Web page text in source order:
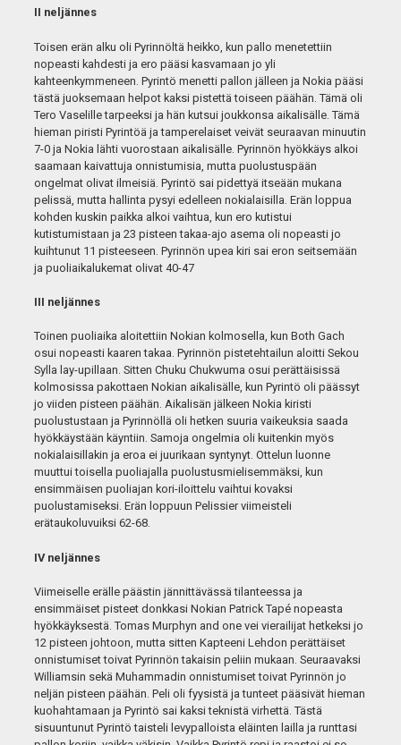
II neljännes
Toisen erän alku oli Pyrinnöltä heikko, kun pallo menetettiin
nopeasti kahdesti ja ero pääsi kasvamaan jo yli
kahteenkymmeneen. Pyrintö menetti pallon jälleen ja Nokia pääsi
tästä juoksemaan helpot kaksi pistettä toiseen päähän. Tämä oli
Tero Vaselille tarpeeksi ja hän kutsui joukkonsa aikalisälle. Tämä
hieman piristi Pyrintöä ja tamperelaiset veivät seuraavan minuutin
7-0 ja Nokia lähti vuorostaan aikalisälle. Pyrinnön hyökkäys alkoi
saamaan kaivattuja onnistumisia, mutta puolustuspään
ongelmat olivat ilmeisiä. Pyrintö sai pidettyä itseään mukana
pelissä, mutta hallinta pysyi edelleen nokialaisilla. Erän loppua
kohden kuskin paikka alkoi vaihtua, kun ero kutistui
kutistumistaan ja 23 pisteen takaa-ajo asema oli nopeasti jo
kuihtunut 11 pisteeseen. Pyrinnön upea kiri sai eron seitsemään
ja puoliaikalukemat olivat 40-47
III neljännes
Toinen puoliaika aloitettiin Nokian kolmosella, kun Both Gach
osui nopeasti kaaren takaa. Pyrinnön pistetehtailun aloitti Sekou
Sylla lay-upillaan. Sitten Chuku Chukwuma osui perättäisissä
kolmosissa pakottaen Nokian aikalisälle, kun Pyrintö oli päässyt
jo viiden pisteen päähän. Aikalisän jälkeen Nokia kiristi
puolustustaan ja Pyrinnöllä oli hetken suuria vaikeuksia saada
hyökkäystään käyntiin. Samoja ongelmia oli kuitenkin myös
nokialaisillakin ja eroa ei juurikaan syntynyt. Ottelun luonne
muuttui toisella puoliajalla puolustusmielisemmäksi, kun
ensimmäisen puoliajan kori-iloittelu vaihtui kovaksi
puolustamiseksi. Erän loppuun Pelissier viimeisteli
erätaukoluvuiksi 62-68.
IV neljännes
Viimeiselle erälle päästin jännittävässä tilanteessa ja
ensimmäiset pisteet donkkasi Nokian Patrick Tapé nopeasta
hyökkäyksestä. Tomas Murphyn and one vei vierailijat hetkeksi jo
12 pisteen johtoon, mutta sitten Kapteeni Lehdon perättäiset
onnistumiset toivat Pyrinnön takaisin peliin mukaan. Seuraavaksi
Williamsin sekä Muhammadin onnistumiset toivat Pyrinnön jo
neljän pisteen päähän. Peli oli fyysistä ja tunteet pääsivät hieman
kuohahtamaan ja Pyrintö sai kaksi teknistä virhettä. Tästä
sisuuntunut Pyrintö taisteli levypalloista eläinten lailla ja runttasi